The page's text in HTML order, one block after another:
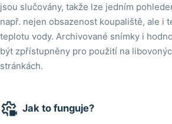
jsou slučovány, takže lze jedním
např. nejen obsazenost koupaliště, ale i
teplotu vody. Archivované snímky i
být zpřístupněny pro použití na
stránkách.
 Jak to funguje?